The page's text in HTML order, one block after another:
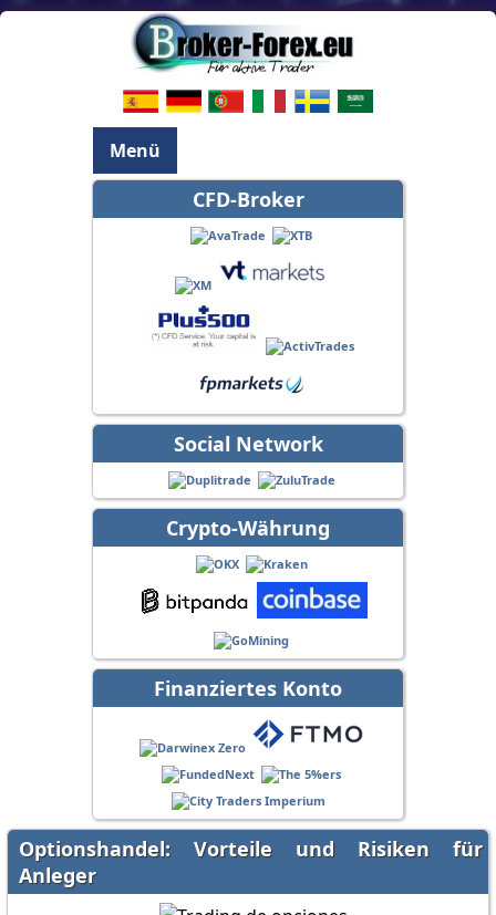
Menü
CFD-Broker
Social Network
Crypto-Währung
Finanziertes Konto
Optionshandel: Vorteile und Risiken für
Anleger